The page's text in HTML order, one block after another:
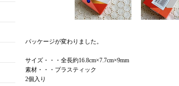
パッケージが変わりました。
サイズ・・・全長約16.8cm×7.7cm×9mm
素材・・・プラスティック
2個入り